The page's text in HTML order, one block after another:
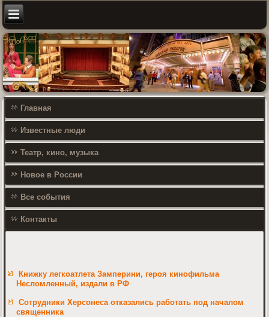
Главная
Известные люди
Театр, кино, музыка
Новое в России
Все события
Контакты
Книжку легкоатлета Замперини, героя кинофильма
Несломленный, издали в РФ
Сотрудники Херсонеса отказались работать под началом
священника